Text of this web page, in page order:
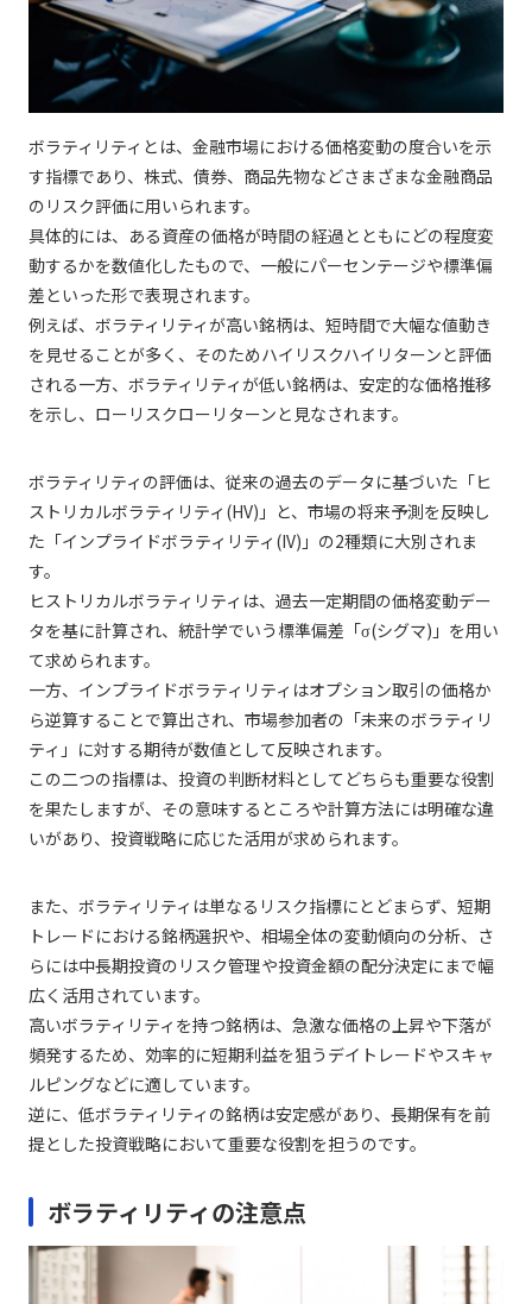
ボラティリティとは、金融市場における価格変動の度合いを示
す指標であり、株式、債券、商品先物などさまざまな金融商品
のリスク評価に用いられます。
具体的には、ある資産の価格が時間の経過とともにどの程度変
動するかを数値化したもので、一般にパーセンテージや標準偏
差といった形で表現されます。
例えば、ボラティリティが高い銘柄は、短時間で大幅な値動き
を見せることが多く、そのためハイリスクハイリターンと評価
される一方、ボラティリティが低い銘柄は、安定的な価格推移
を示し、ローリスクローリターンと見なされます。
ボラティリティの評価は、従来の過去のデータに基づいた「ヒ
ストリカルボラティリティ(HV)」と、市場の将来予測を反映し
た「インプライドボラティリティ(IV)」の2種類に大別されま
す。
ヒストリカルボラティリティは、過去一定期間の価格変動デー
タを基に計算され、統計学でいう標準偏差「σ(シグマ)」を用い
て求められます。
一方、インプライドボラティリティはオプション取引の価格か
ら逆算することで算出され、市場参加者の「未来のボラティリ
ティ」に対する期待が数値として反映されます。
この二つの指標は、投資の判断材料としてどちらも重要な役割
を果たしますが、その意味するところや計算方法には明確な違
いがあり、投資戦略に応じた活用が求められます。
また、ボラティリティは単なるリスク指標にとどまらず、短期
トレードにおける銘柄選択や、相場全体の変動傾向の分析、さ
らには中長期投資のリスク管理や投資金額の配分決定にまで幅
広く活用されています。
高いボラティリティを持つ銘柄は、急激な価格の上昇や下落が
頻発するため、効率的に短期利益を狙うデイトレードやスキャ
ルピングなどに適しています。
逆に、低ボラティリティの銘柄は安定感があり、長期保有を前
提とした投資戦略において重要な役割を担うのです。
ボラティリティの注意点